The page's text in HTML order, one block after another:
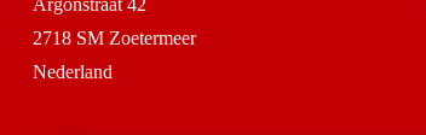
Argonstraat 42
2718 SM Zoetermeer
Nederland